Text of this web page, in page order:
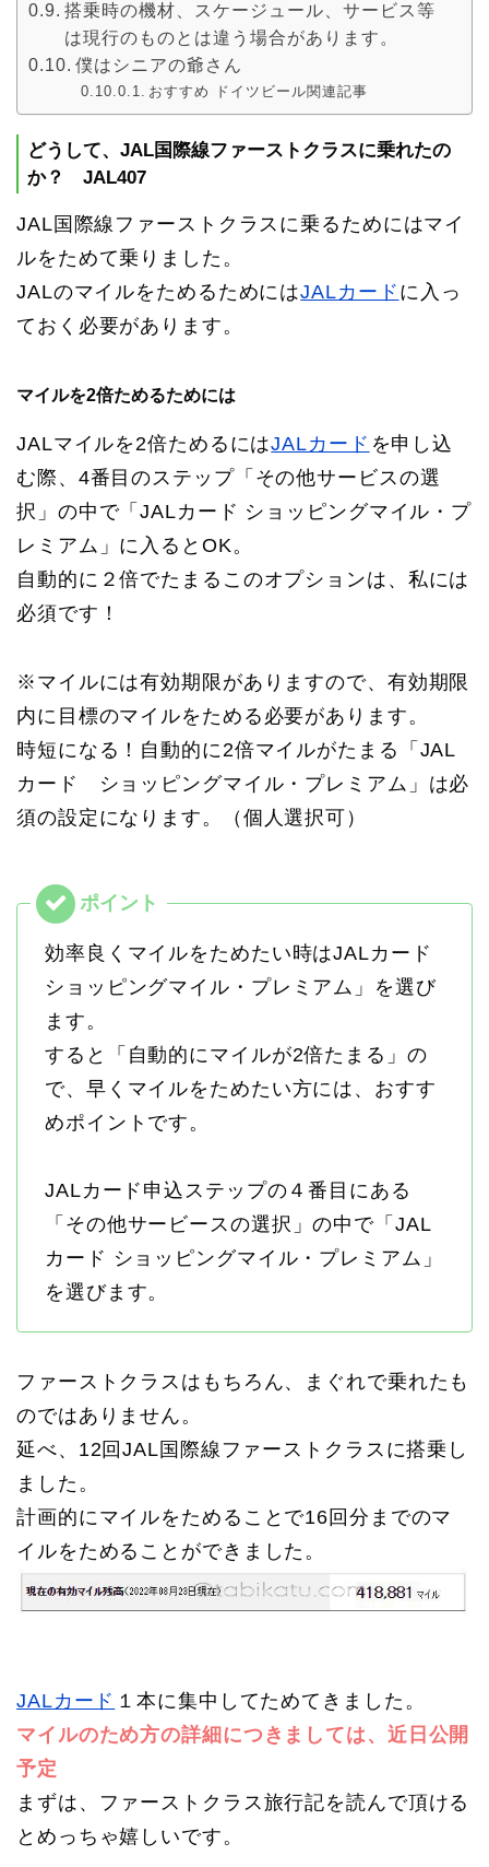
搭乗時の機材、スケージュール、サービス等
は現行のものとは違う場合があります。
僕はシニアの爺さん
おすすめ ドイツビール関連記事
どうして、JAL国際線ファーストクラスに乗れたの
か？ JAL407
JAL国際線ファーストクラスに乗るためにはマイ
ルをためて乗りました。
JALのマイルをためるためにはJALカード に入っ
ておく必要があります。
マイルを2倍ためるためには
JALマイルを2倍ためるにはJALカード を申し込
む際、4番目のステップ「その他サービスの選
択」の中で「JALカード ショッピングマイル・プ
レミアム」に入るとOK。
自動的に２倍でたまるこのオプションは、私には
必須です！
※マイルには有効期限がありますので、有効期限
内に目標のマイルをためる必要があります。
時短になる！自動的に2倍マイルがたまる「JAL
カード ショッピングマイル・プレミアム」は必
須の設定になります。（個人選択可）
効率良くマイルをためたい時はJALカード
ショッピングマイル・プレミアム」を選び
ます。
すると「自動的にマイルが2倍たまる」の
で、早くマイルをためたい方には、おすす
めポイントです。
JALカード申込ステップの４番目にある
「その他サービースの選択」の中で「JAL
カード ショッピングマイル・プレミアム」
を選びます。
ファーストクラスはもちろん、まぐれで乗れたも
のではありません。
延べ、12回JAL国際線ファーストクラスに搭乗し
ました。
計画的にマイルをためることで16回分までのマ
イルをためることができました。
JALカード １本に集中してためてきました。
マイルのため方の詳細につきましては、近日公開
予定
まずは、ファーストクラス旅行記を読んで頂ける
とめっちゃ嬉しいです。